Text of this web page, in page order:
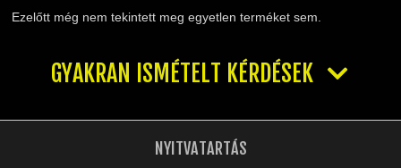
Ezelőtt még nem tekintett meg egyetlen terméket sem.
GYAKRAN ISMÉTELT KÉRDÉSEK
NYITVATARTÁS